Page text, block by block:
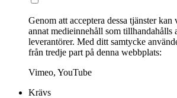
Genom att acceptera dessa tjänster
annat medieinnehåll som tillhandahålls
leverantörer. Med ditt samtycke
från tredje part på denna webbplats:
Vimeo, YouTube
Krävs